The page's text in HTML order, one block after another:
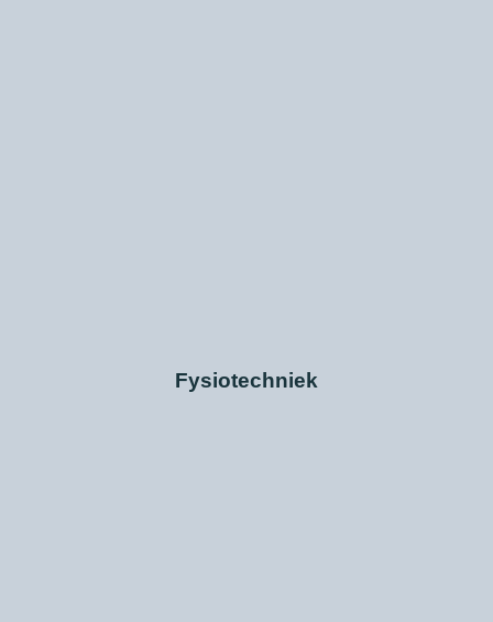
Fysiotechniek